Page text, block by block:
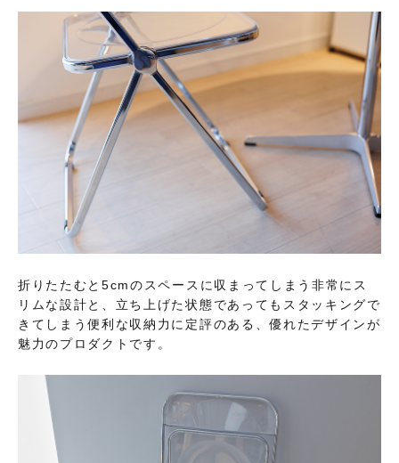
折りたたむと5cmのスペースに収まってしまう非常にス
リムな設計と、立ち上げた状態であってもスタッキングで
きてしまう便利な収納力に定評のある、優れたデザインが
魅力のプロダクトです。